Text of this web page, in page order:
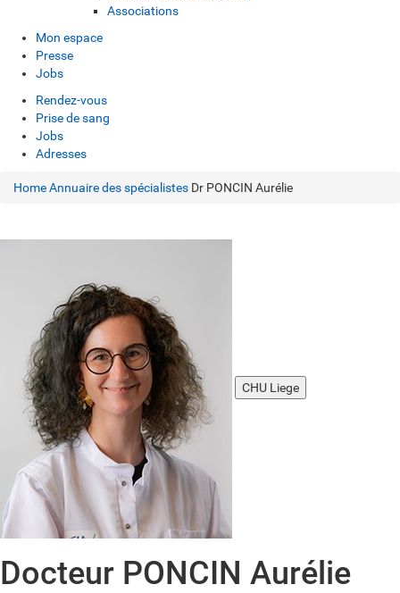
Associations
Mon espace
Presse
Jobs
Rendez-vous
Prise de sang
Jobs
Adresses
HomeAnnuaire des spécialistes Dr PONCIN Aurélie
CHU Liege
Docteur PONCIN Aurélie